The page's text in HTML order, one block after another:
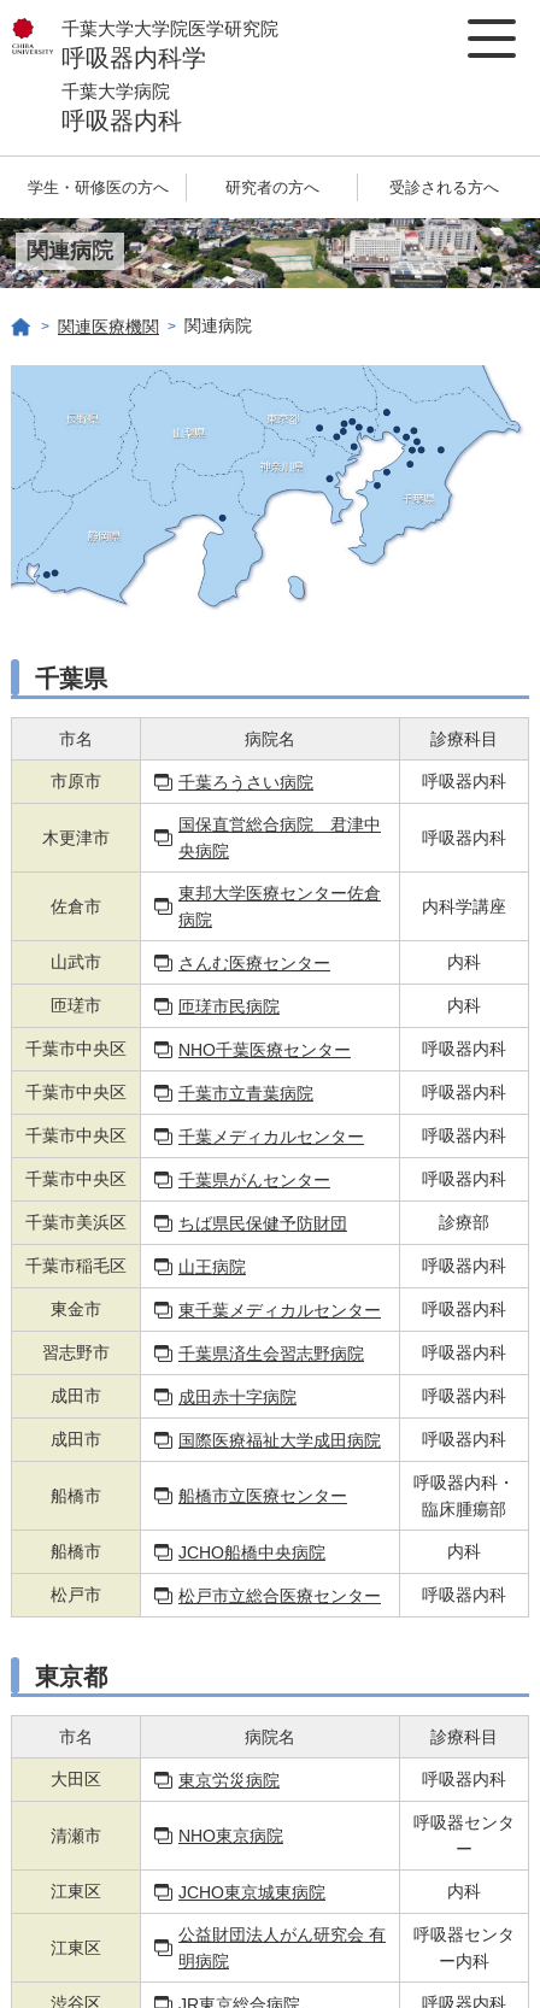
千葉大学大学院医学研究院
呼吸器内科学
千葉大学病院
呼吸器内科
学生・研修医の方へ 研究者の方へ 受診される方へ
関連病院
> 関連医療機関 > 関連病院
千葉県
市名 病院名 診療科目
市原市 千葉ろうさい病院 呼吸器内科
木更津市
国保直営総合病院 君津中
央病院
呼吸器内科
佐倉市
東邦大学医療センター佐倉
病院
内科学講座
山武市 さんむ医療センター 内科
匝瑳市 匝瑳市民病院 内科
千葉市中央区 NHO千葉医療センター 呼吸器内科
千葉市中央区 千葉市立青葉病院 呼吸器内科
千葉市中央区 千葉メディカルセンター 呼吸器内科
千葉市中央区 千葉県がんセンター 呼吸器内科
千葉市美浜区 ちば県民保健予防財団 診療部
千葉市稲毛区 山王病院 呼吸器内科
東金市 東千葉メディカルセンター 呼吸器内科
習志野市 千葉県済生会習志野病院 呼吸器内科
成田市 成田赤十字病院 呼吸器内科
成田市 国際医療福祉大学成田病院 呼吸器内科
船橋市 船橋市立医療センター
呼吸器内科・
臨床腫瘍部
船橋市 JCHO船橋中央病院 内科
松戸市 松戸市立総合医療センター 呼吸器内科
東京都
市名 病院名 診療科目
大田区 東京労災病院 呼吸器内科
清瀬市 NHO東京病院
呼吸器センタ
ー
江東区 JCHO東京城東病院 内科
江東区
公益財団法人がん研究会 有
明病院
呼吸器センタ
ー内科
渋谷区 呼吸器内科